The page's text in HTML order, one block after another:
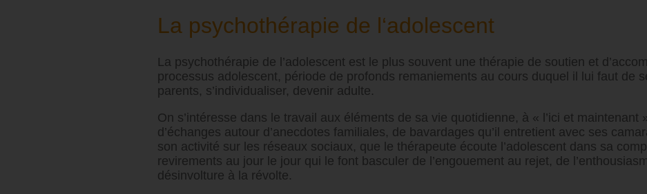
La psychothérapie de l‘adolescent
La psychothérapie de l’adolescent est le plus souvent une thérapie de soutien et
processus adolescent, période de profonds remaniements au cours duquel il lui faut de
parents, s’individualiser, devenir adulte.
On s’intéresse dans le travail aux éléments de sa vie quotidienne, à « l’ici et maintenant
d’échanges autour d’anecdotes familiales, de bavardages qu’il entretient avec ses
son activité sur les réseaux sociaux, que le thérapeute écoute l’adolescent dans sa
revirements au jour le jour qui le font basculer de l’engouement au rejet, de
désinvolture à la révolte.